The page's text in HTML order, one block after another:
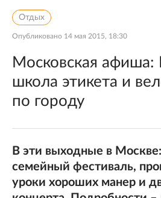
Отдых
Опубликовано 14 мая 2015, 18:30
Московская афиша:
школа этикета и
по городу
В эти выходные в
семейный фестиваль,
уроки хороших манер и